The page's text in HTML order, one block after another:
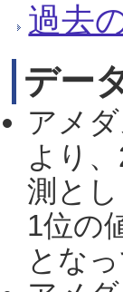
過去
デー
アメ
より
測と
1位の
とな